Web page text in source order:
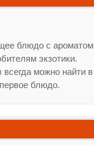
блюдо с ароматом
экзотики.
всегда можно найти в
блюдо.